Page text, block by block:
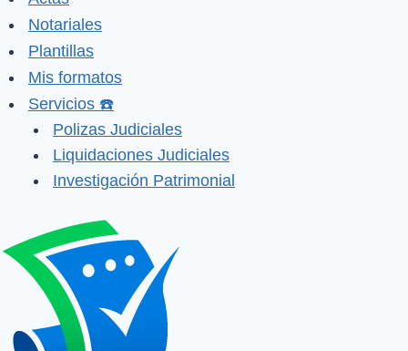
Notariales
Plantillas
Mis formatos
Servicios ☎️
Polizas Judiciales
Liquidaciones Judiciales
Investigación Patrimonial